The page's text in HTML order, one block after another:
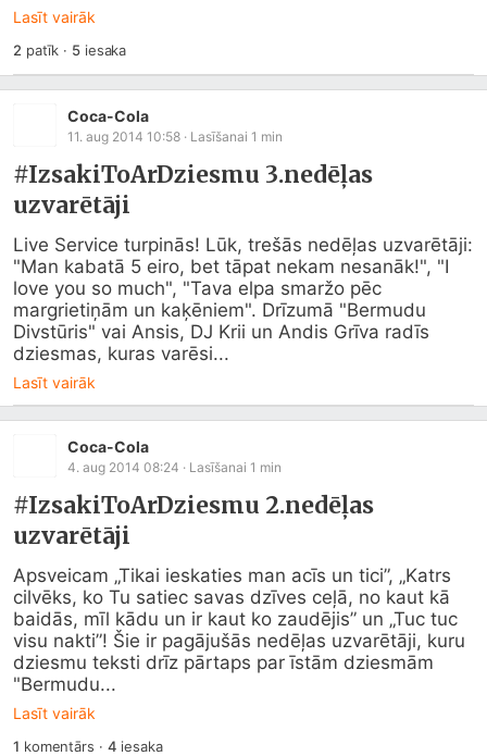
Lasīt vairāk
2 patīk · 5iesaka
Coca-Cola
11. aug 2014 10:58 · Lasīšanai 1 min
#IzsakiToArDziesmu 3.nedēļas
uzvarētāji
Live Service turpinās! Lūk, trešās nedēļas uzvarētāji:
"Man kabatā 5 eiro, bet tāpat nekam nesanāk!", "I
love you so much", "Tava elpa smaržo pēc
margrietiņām un kaķēniem". Drīzumā "Bermudu
Divstūris" vai Ansis, DJ Krii un Andis Grīva radīs
dziesmas, kuras varēsi...
Lasīt vairāk
Coca-Cola
4. aug 2014 08:24 · Lasīšanai 1 min
#IzsakiToArDziesmu 2.nedēļas
uzvarētāji
Apsveicam „Tikai ieskaties man acīs un tici”, „Katrs
cilvēks, ko Tu satiec savas dzīves ceļā, no kaut kā
baidās, mīl kādu un ir kaut ko zaudējis” un „Tuc tuc
visu nakti”! Šie ir pagājušās nedēļas uzvarētāji, kuru
dziesmu teksti drīz pārtaps par īstām dziesmām
"Bermudu...
Lasīt vairāk
1 komentārs · 4 iesaka